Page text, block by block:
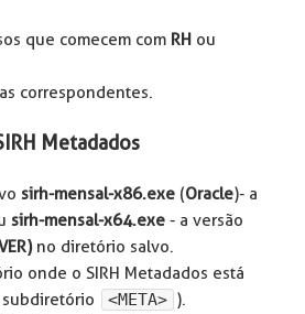
que comecem com RH ou
correspondentes.
Metadados
sirh-mensal-x86.exe (Oracle)- a
sirh-mensal-x64.exe - a versão
no diretório salvo.
onde o SIRH Metadados está
<META> ).